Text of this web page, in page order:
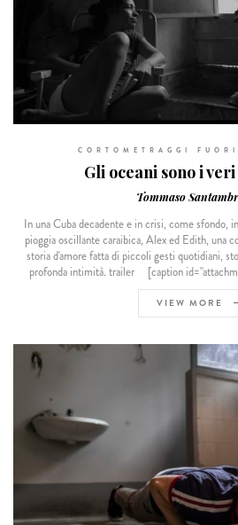
CORTOMETRAGGI
Gli oceani sono i
Tommaso
In una Cuba decadente e in crisi, come sfondo,
pioggia oscillante caraibica, Alex ed Edith, una
storia d'amore fatta di piccoli gesti quotidiani,
profonda intimità. trailer [caption
VIEW MORE